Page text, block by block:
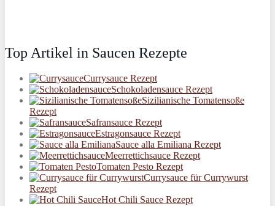
Top Artikel in Saucen Rezepte
Currysauce Rezept
Schokoladensauce Rezept
Sizilianische Tomatensoße
Rezept
Safransauce Rezept
Estragonsauce Rezept
Sauce alla Emiliana Rezept
Meerrettichsauce Rezept
Tomaten Pesto Rezept
Currysauce für Currywurst
Rezept
Hot Chili Sauce Rezept